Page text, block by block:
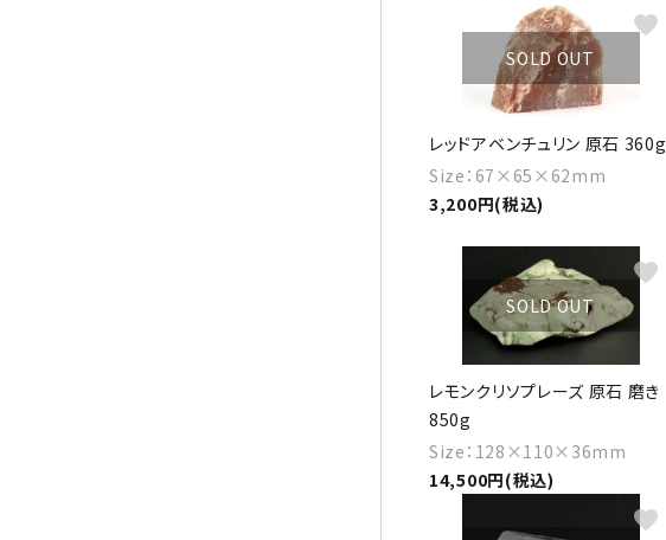
SOLD OUT
レッドアベンチュリン 原石 360g
Size：67×65×62mm
3,200円(税込)
favorite
SOLD OUT
レモンクリソプレーズ 原石 磨き
850g
Size：128×110×36mm
14,500円(税込)
favorite
favorite